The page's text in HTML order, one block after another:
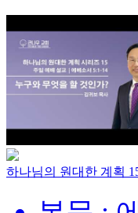
하나님의 원대한 계획